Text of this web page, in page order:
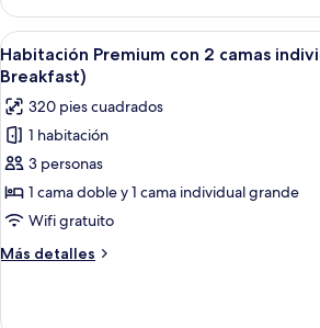
simple
Breakfast)
Gaming
Couple
with
2PCs
simple
Breakfast)
Abrir
todas
las
fotos
de
Habitación
Premium
con
2
camas
(Free
5
Habitación Premium con 2 camas
Breakfast)
320 pies cuadrados
1 habitación
3 personas
1 cama doble y 1 cama individual grande
Wifi gratuito
Más detalles
Más